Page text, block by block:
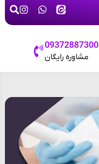
09372887300
مشاوره رایگان